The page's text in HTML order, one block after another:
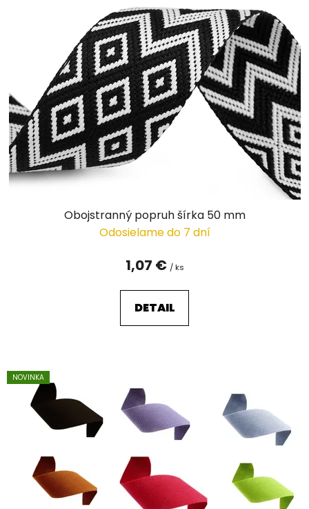
Obojstranný popruh šírka 50 mm
Odosielame do 7 dní
1,07 € / ks
DETAIL
NOVINKA